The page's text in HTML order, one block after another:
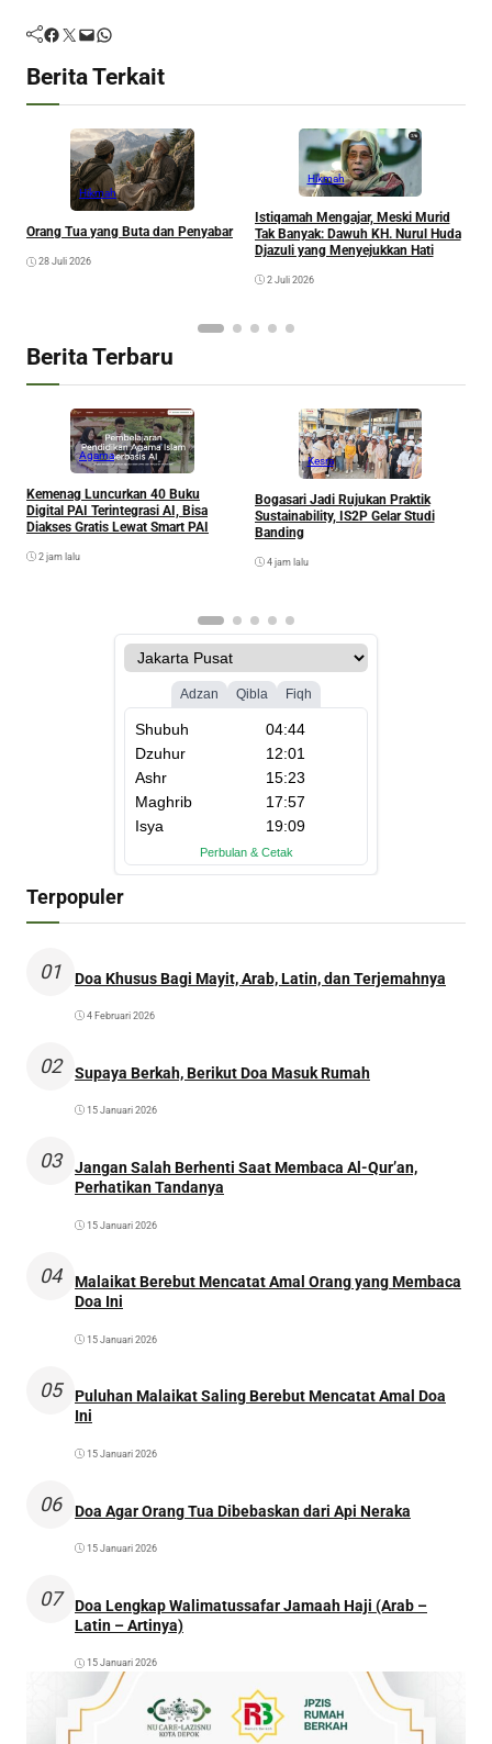
Facebook Twitter Mail WhatsApp
Berita Terkait
Hikmah
Orang Tua yang Buta dan Penyabar
28 Juli 2026
Hikmah
Istiqamah Mengajar, Meski Murid
Tak Banyak: Dawuh KH. Nurul Huda
Djazuli yang Menyejukkan Hati
2 Juli 2026
Berita Terbaru
Agama
Kemenag Luncurkan 40 Buku
Digital PAI Terintegrasi AI, Bisa
Diakses Gratis Lewat Smart PAI
2 jam lalu
Kesra
Bogasari Jadi Rujukan Praktik
Sustainability, IS2P Gelar Studi
Banding
4 jam lalu
Terpopuler
01 Doa Khusus Bagi Mayit, Arab, Latin, dan Terjemahnya
4 Februari 2026
02 Supaya Berkah, Berikut Doa Masuk Rumah
15 Januari 2026
03
Jangan Salah Berhenti Saat Membaca Al-Qur’an,
Perhatikan Tandanya
15 Januari 2026
04
Malaikat Berebut Mencatat Amal Orang yang Membaca
Doa Ini
15 Januari 2026
05
Puluhan Malaikat Saling Berebut Mencatat Amal Doa
Ini
15 Januari 2026
06 Doa Agar Orang Tua Dibebaskan dari Api Neraka
15 Januari 2026
07
Doa Lengkap Walimatussafar Jamaah Haji (Arab –
Latin – Artinya)
15 Januari 2026